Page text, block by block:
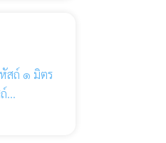
สถ์ ๑ มิตร
…